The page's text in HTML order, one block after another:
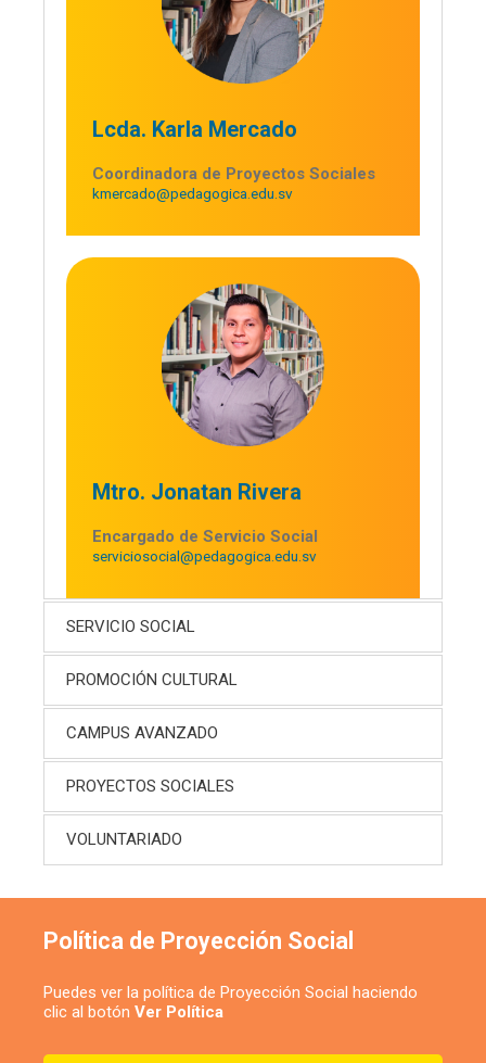
Lcda. Karla Mercado
Coordinadora de Proyectos Sociales
kmercado@pedagogica.edu.sv
Mtro. Jonatan Rivera
Encargado de Servicio Social
serviciosocial@pedagogica.edu.sv
SERVICIO SOCIAL
PROMOCIÓN CULTURAL
CAMPUS AVANZADO
PROYECTOS SOCIALES
VOLUNTARIADO
Política de Proyección Social
Puedes ver la política de Proyección Social haciendo
clic al botón Ver Política